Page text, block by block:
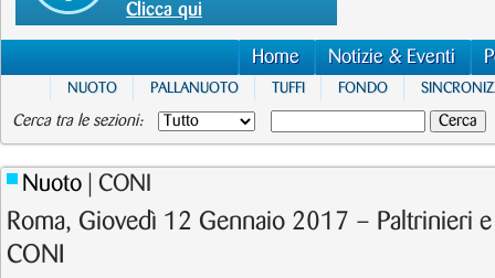
Clicca qui
Home Notizie & Eventi
NUOTO PALLANUOTO TUFFI FONDO
Cerca tra le sezioni:
Nuoto | CONI
Roma, Giovedì 12 Gennaio 2017 – Paltrinieri
CONI